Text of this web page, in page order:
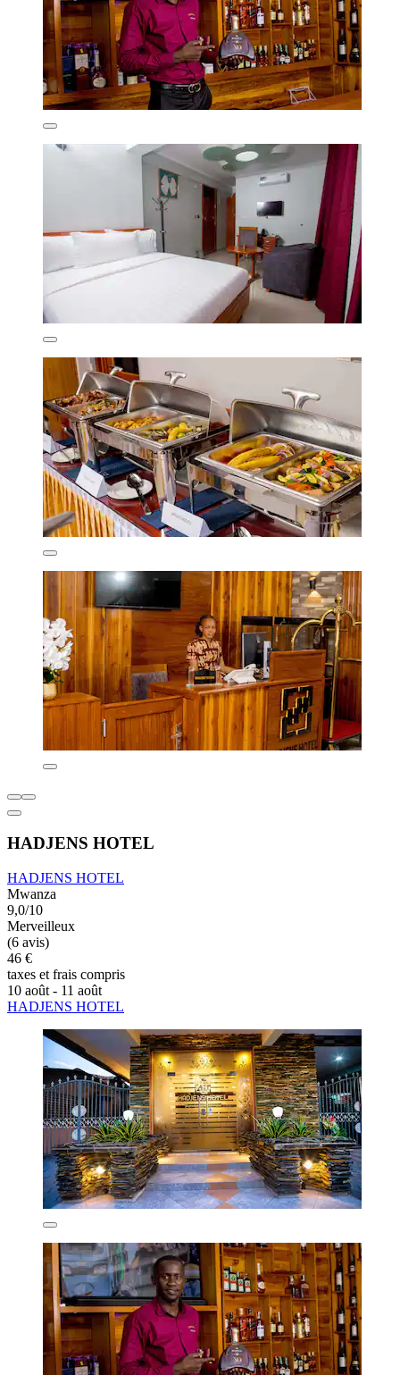
HADJENS HOTEL
HADJENS HOTEL
Mwanza
9,0/10
Merveilleux
(6 avis)
46 €
taxes et frais compris
10 août - 11 août
HADJENS HOTEL